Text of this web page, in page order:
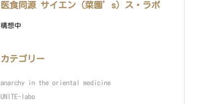
医食同源 サイエン（菜園’s）ス・ラボ
構想中
カテゴリー
anarchy in the oriental medicine
UNITE-labo